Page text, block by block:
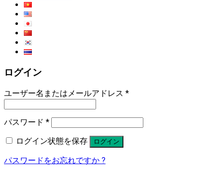
ログイン
ユーザー名またはメールアドレス *
パスワード *
ログイン状態を保存
ログイン
パスワードをお忘れですか ?